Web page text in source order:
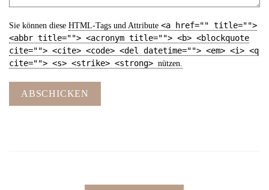
Sie können diese HTML-Tags und Attribute <a href="" title="">
<abbr title=""> <acronym title=""> <b> <blockquote
cite=""> <cite> <code> <del datetime=""> <em> <i> <q
cite=""> <s> <strike> <strong> nützen.
ABSCHICKEN